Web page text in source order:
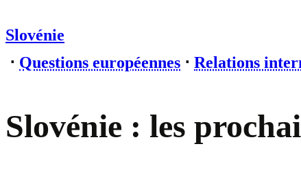
Slovénie
⋅ Questions européennes ⋅ Relations
Slovénie : les